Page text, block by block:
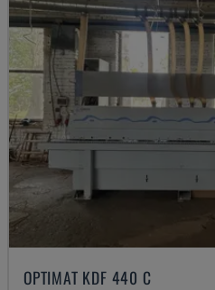
OPTIMAT KDF 440 C